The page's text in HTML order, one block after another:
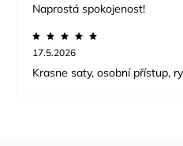
Naprostá spokojenost!
17.5.2026
Krasne saty, osobní přístup,